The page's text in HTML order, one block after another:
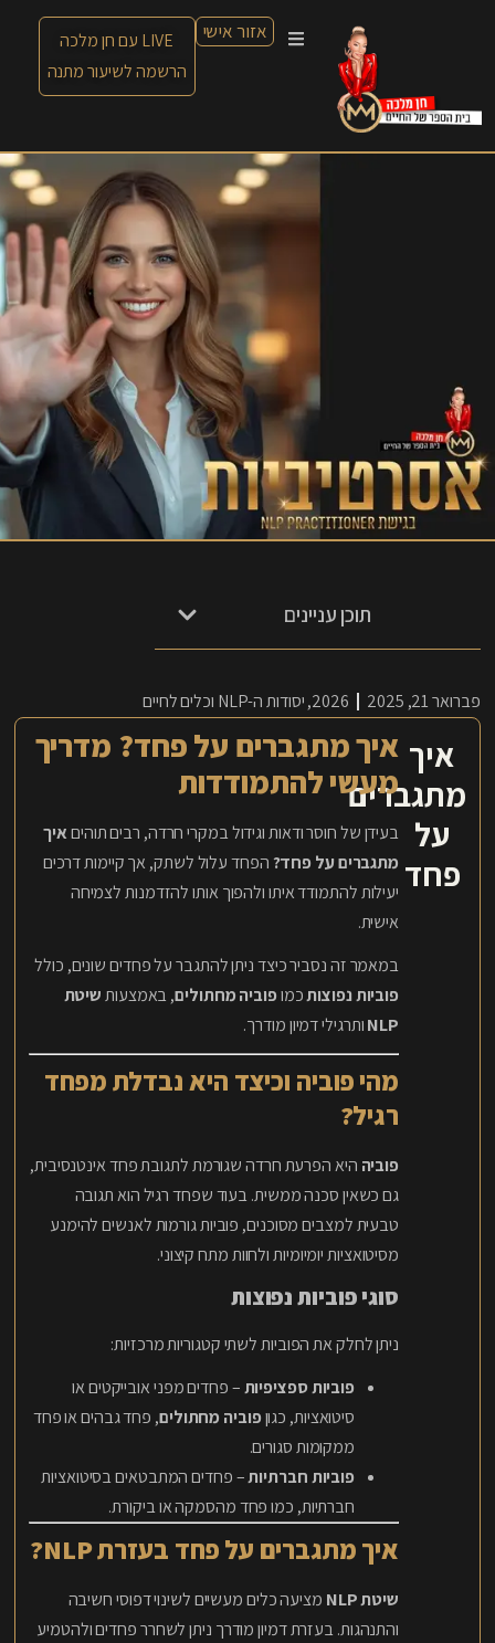
אזור אישי
LIVE עם חן מלכה
הרשמה לשיעור מתנה
פברואר 21, 2025 2026
,יסודות ה-NLP וכלים לחיים
איך
מתגברים
על
פחד
איך מתגברים על פחד? מדריך
מעשי להתמודדות
בעידן של חוסר ודאות וגידול במקרי חרדה, רבים תוהיםאיך
מתגברים על פחד?הפחד עלול לשתק, אך קיימות דרכים
יעילות להתמודד איתו ולהפוך אותו להזדמנות לצמיחה
אישית.
במאמר זה נסביר כיצד ניתן להתגבר על פחדים שונים, כולל
פוביות נפוצותכמופוביה מחתולים, באמצעותשיטת
NLPותרגילי דמיון מודרך.
מהי פוביה וכיצד היא נבדלת מפחד
רגיל?
פוביה היא הפרעת חרדה שגורמת לתגובת פחד אינטנסיבית,
גם כשאין סכנה ממשית. בעוד שפחד רגיל הוא תגובה
טבעית למצבים מסוכנים, פוביות גורמות לאנשים להימנע
מסיטואציות יומיומיות ולחוות מתח קיצוני.
סוגי פוביות נפוצות
ניתן לחלק את הפוביות לשתי קטגוריות מרכזיות:
פוביות ספציפיות– פחדים מפני אובייקטים או
סיטואציות, כגוןפוביה מחתולים, פחד גבהים או פחד
ממקומות סגורים.
פוביות חברתיות– פחדים המתבטאים בסיטואציות
חברתיות, כמו פחד מהסמקה או ביקורת.
איך מתגברים על פחד בעזרת NLP?
שיטת NLP
מציעה כלים מעשיים לשינוי דפוסי חשיבה
והתנהגות. בעזרת דמיון מודרך ניתן לשחרר פחדים ולהטמיע
תוכן עניינים